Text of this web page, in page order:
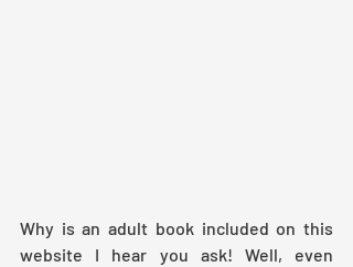
Why is an adult book included on this
website I hear you ask! Well, even